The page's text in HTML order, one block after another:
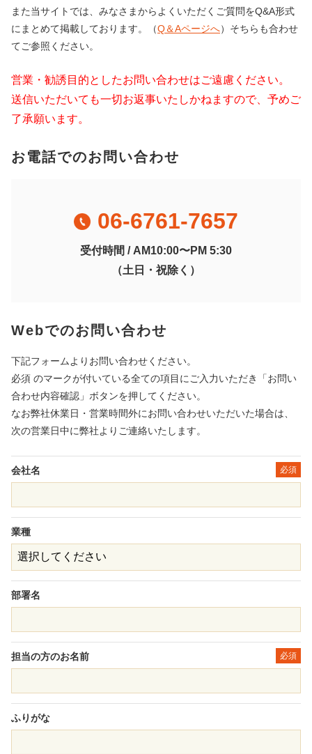
また当サイトでは、みなさまからよくいただくご質問をQ&A形式
にまとめて掲載しております。（Q＆Aページへ）そちらも合わせ
てご参照ください。
営業・勧誘目的としたお問い合わせはご遠慮ください。
送信いただいても一切お返事いたしかねますので、予めご
了承願います。
お電話でのお問い合わせ
06-6761-7657
受付時間 / AM10:00〜PM 5:30
（土日・祝除く）
Webでのお問い合わせ
下記フォームよりお問い合わせください。
必須 のマークが付いている全ての項目にご入力いただき「お問い
合わせ内容確認」ボタンを押してください。
なお弊社休業日・営業時間外にお問い合わせいただいた場合は、
次の営業日中に弊社よりご連絡いたします。
会社名 必須
業種
部署名
担当の方のお名前 必須
ふりがな